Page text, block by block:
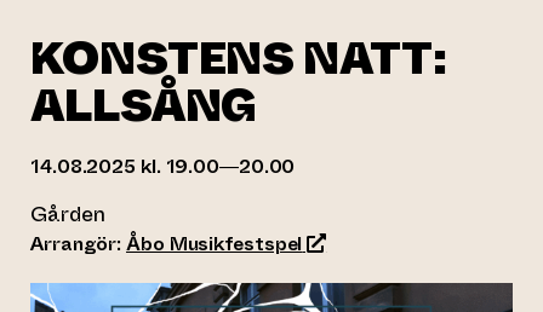
KONSTENS NATT:
ALLSÅNG
14.08.2025 kl. 19.00—20.00
Gården
Arrangör:Åbo Musikfestspel (leder till annan